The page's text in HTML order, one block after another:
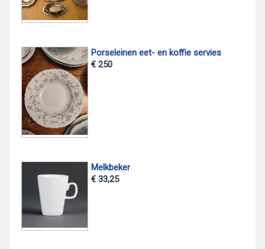
Porseleinen eet- en koffie servies
€ 250
Melkbeker
€ 33,25